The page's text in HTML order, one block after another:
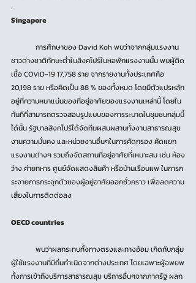
.
Singapore
ชาวต่างชาติทักษะต่ำในสิงคโปร์ในหอพักแรงงานนั้น พบผู้ติด
เชื้อ COVID-19 17,758 ราย จากรายงานทั้งประเทศคือ
20,198 ราย หรือคิดเป็น 88 % ของทั้งหมด โดยมีตัวแปรหลัก
อยู่ที่ความหนาแน่นของที่อยู่อาศัยของแรงงานเหล่านี้ โดยใน
ทันทีที่สามารถตรวจสอบรูปแบบของการระบาดในชุมชนกลุ่มนี้
ได้นั้น รัฐบาลสิงคโปร์ได้จัดทีมผสมผสานทั้งงานสาธารณสุข
งานความมั่นคง และหน่วยงานอื่นๆในการคัดกรอง คัดแยก
แรงงานต่างๆ รวมถึงจัดสถานที่อยู่อาศัยที่เหมาะสม เช่น ห้อง
ว่าง ค่ายทหาร ศูนย์จัดแสดงสินค้า หรือบ้านเรือนแพ ในการก
ระจายการกระจุกตัวของผู้อยู่อาศัยออกชั่วคราว เพื่อลดความ
เสี่ยงในการติดต่อลง
OECD countries
ผู้ใช้แรงงานที่มีถิ่นกำเนิดจากต่างประเทศ โดยเฉพาะผู้อพยพ
ทั้งการเข้าถึงบริการสาธารณสุข บริการอื่นๆจากภาครัฐ ผลก